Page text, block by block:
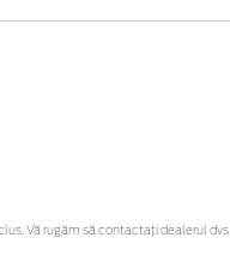
Vă rugăm să contactaţi dealerul